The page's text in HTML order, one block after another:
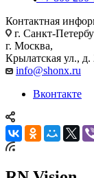
Контактная
г. Санкт-
г. Москва,
Крылатская ул.,
info@shonx.ru
Вконтакте